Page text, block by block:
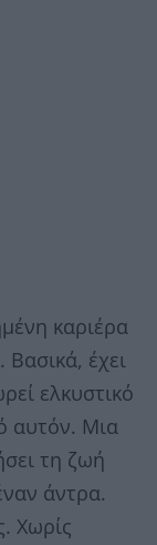
καριέρα
Βασικά, έχει
ελκυστικό
αυτόν. Μια
τη ζωή
άντρα.
Χωρίς